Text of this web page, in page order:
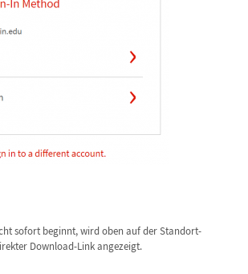
sofort beginnt, wird oben auf der Standort-
Download-Link angezeigt.